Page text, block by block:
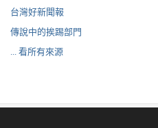
台灣好新聞報
傳說中的挨踢部門
... 看所有來源